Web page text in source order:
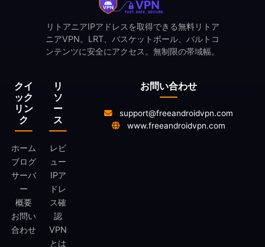
クイ
ック
リン
ク
ホーム
ブログ
サーバ
ー
概要
お問い
合わせ
リ
ソ
ー
ス
レビ
ュー
IPア
ドレ
ス確
認
VPN
とは
リトアニアIPアドレスを取得できる無料リトア
ニアVPN。LRT、バスケットボール、バルトコ
ンテンツに安全にアクセス。無制限の帯域幅。
お問い合わせ
support@freeandroidvpn.com
www.freeandroidvpn.com